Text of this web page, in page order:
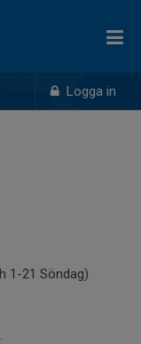
Logga in
1-21 Söndag)